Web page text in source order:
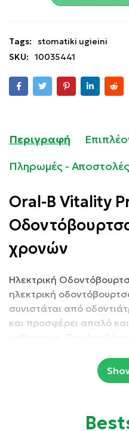
Tags:
stomatiki ugieini
SKU:
10035441
Περιγραφή
Πληρωμές - Αποστολές
Oral-B Vitality
χρονών
Ηλεκτρική
ηλεκτρική
συνιστάται από
και προσφέρει απαλό
Είναι συμβατή με όλες
Συσκευασία: 1 τμχ